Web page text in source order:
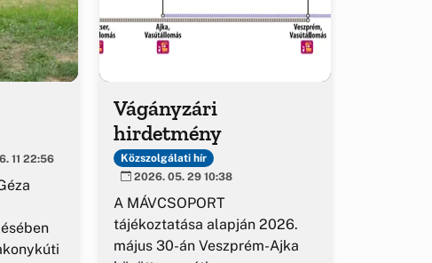
11 22:56
Vágányzári
hirdetmény
Közszolgálati hír
2026. 05. 29 10:38
A MÁVCSOPORT
tájékoztatása alapján 2026.
május 30-án Veszprém-Ajka